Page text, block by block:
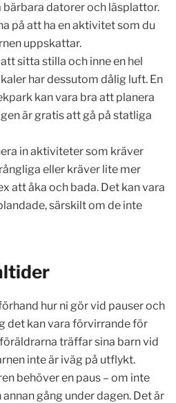
bärbara datorer och läsplattor.
på att ha en aktivitet som du
uppskattar.
sitta stilla och inne en hel
har dessutom dålig luft. En
kan vara bra att planera
är gratis att gå på statliga
in aktiviteter som kräver
eller kräver lite mer
att åka och bada. Det kan vara
särskilt om de inte
hur ni gör vid pauser och
det kan vara förvirrande för
träffar sina barn vid
inte är iväg på utflykt.
behöver en paus – om inte
gång under dagen. Det är